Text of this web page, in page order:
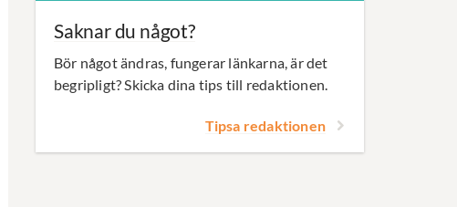
Saknar du något?
Bör något ändras, fungerar länkarna, är det
begripligt? Skicka dina tips till redaktionen.
Tipsa redaktionen